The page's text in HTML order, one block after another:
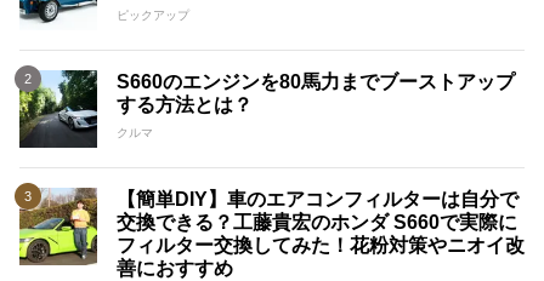
ピックアップ
S660のエンジンを80馬力までブーストアップ
する方法とは？
クルマ
【簡単DIY】車のエアコンフィルターは自分で
交換できる？工藤貴宏のホンダ S660で実際に
フィルター交換してみた！花粉対策やニオイ改
善におすすめ